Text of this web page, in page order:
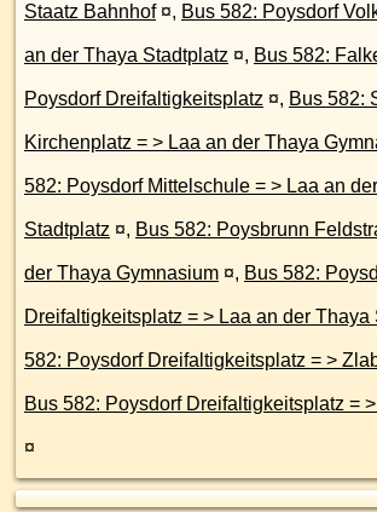
Staatz Bahnhof ¤, Bus 582: Poysdorf
an der Thaya Stadtplatz ¤, Bus 582:
Poysdorf Dreifaltigkeitsplatz ¤, Bus 582:
Kirchenplatz = > Laa an der Thaya
582: Poysdorf Mittelschule = > Laa an der Thaya
Stadtplatz ¤, Bus 582: Poysbrunn Feldstraße =
der Thaya Gymnasium ¤, Bus 582:
Dreifaltigkeitsplatz = > Laa an
582:
¤